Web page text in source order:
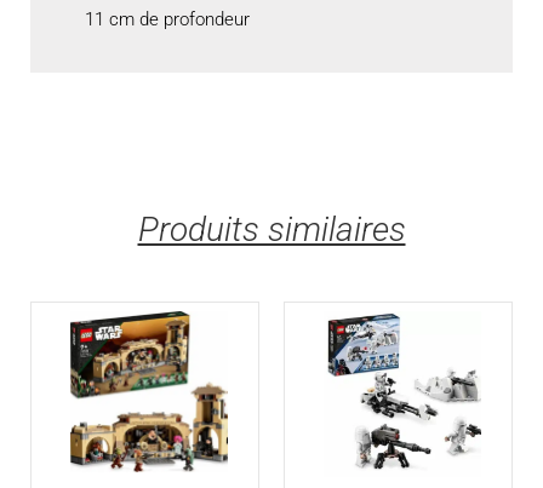
11 cm de profondeur
Produits similaires